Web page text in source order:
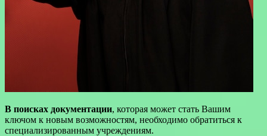
В поисках документации, которая может стать Вашим
ключом к новым возможностям, необходимо обратиться к
специализированным учреждениям.